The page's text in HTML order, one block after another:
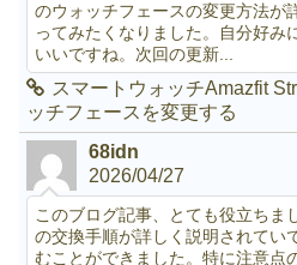
のウォッチフェースの変更方法が
ってみたくなりました。自分好み
いいですね。次回の更新...
スマートウォッチAmazfit
ッチフェースを変更する
68idn
2026/04/27
このブログ記事、とても役立ちま
の交換手順が詳しく説明されてい
むことができました。特に注意点